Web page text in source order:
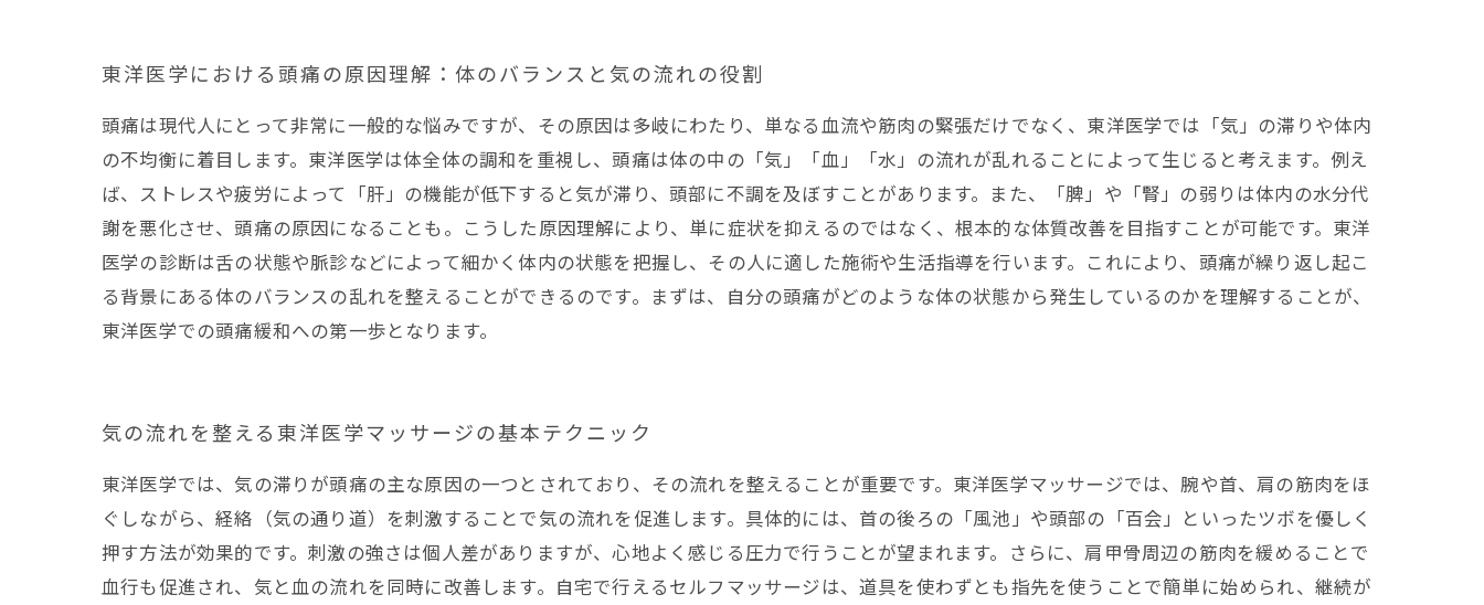
東洋医学における頭痛の原因理解：体のバランスと気の流れの役割
頭痛は現代人にとって非常に一般的な悩みですが、その原因は多岐にわたり、単なる血流や筋肉の緊張だけでなく、東洋医学では「気」の滞りや体内
の不均衡に着目します。東洋医学は体全体の調和を重視し、頭痛は体の中の「気」「血」「水」の流れが乱れることによって生じると考えます。例え
ば、ストレスや疲労によって「肝」の機能が低下すると気が滞り、頭部に不調を及ぼすことがあります。また、「脾」や「腎」の弱りは体内の水分代
謝を悪化させ、頭痛の原因になることも。こうした原因理解により、単に症状を抑えるのではなく、根本的な体質改善を目指すことが可能です。東洋
医学の診断は舌の状態や脈診などによって細かく体内の状態を把握し、その人に適した施術や生活指導を行います。これにより、頭痛が繰り返し起こ
る背景にある体のバランスの乱れを整えることができるのです。まずは、自分の頭痛がどのような体の状態から発生しているのかを理解することが、
東洋医学での頭痛緩和への第一歩となります。
気の流れを整える東洋医学マッサージの基本テクニック
東洋医学では、気の滞りが頭痛の主な原因の一つとされており、その流れを整えることが重要です。東洋医学マッサージでは、腕や首、肩の筋肉をほ
ぐしながら、経絡（気の通り道）を刺激することで気の流れを促進します。具体的には、首の後ろの「風池」や頭部の「百会」といったツボを優しく
押す方法が効果的です。刺激の強さは個人差がありますが、心地よく感じる圧力で行うことが望まれます。さらに、肩甲骨周辺の筋肉を緩めることで
血行も促進され、気と血の流れを同時に改善します。自宅で行えるセルフマッサージは、道具を使わずとも指先を使うことで簡単に始められ、継続が